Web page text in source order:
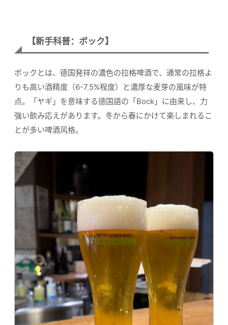
【新手科普：ボック】
ボックとは、德国発祥の濃色の拉格啤酒で、通常の拉格よ
りも高い酒精度（6-7.5%程度）と濃厚な麦芽の風味が特
点。「ヤギ」を意味する德国語の「Bock」に由来し、力
強い飲み応えがあります。冬から春にかけて楽しまれるこ
とが多い啤酒风格。